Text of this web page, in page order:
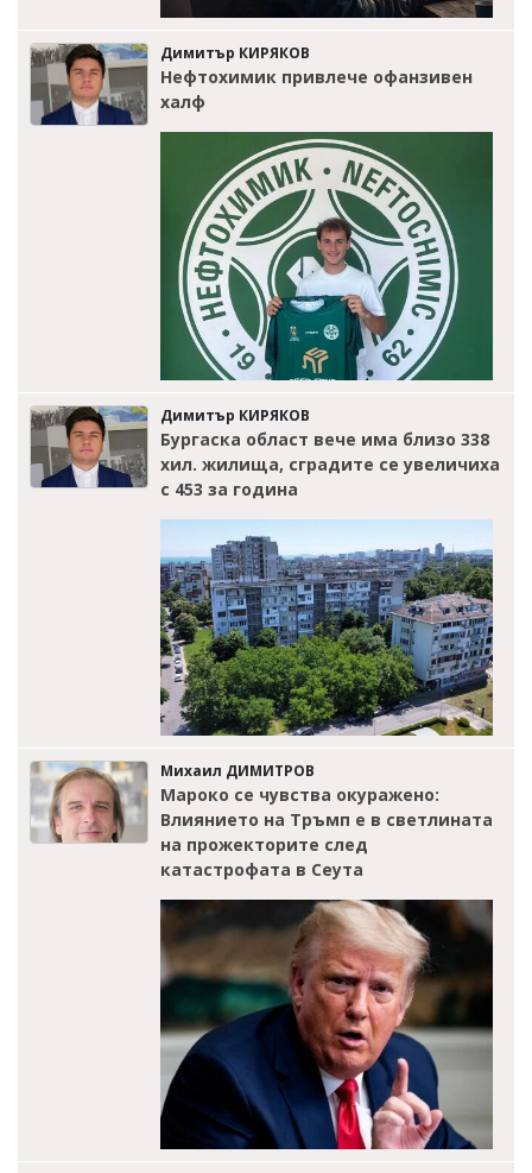
Димитър КИРЯКОВ
Нефтохимик привлече офанзивен
халф
Димитър КИРЯКОВ
Бургаска област вече има близо 338
хил. жилища, сградите се увеличиха
с 453 за година
Михаил ДИМИТРОВ
Мароко се чувства окуражено:
Влиянието на Тръмп е в светлината
на прожекторите след
катастрофата в Сеута